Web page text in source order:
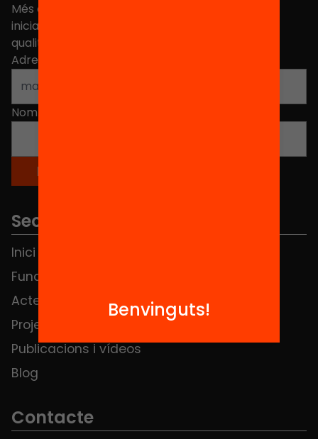
Més de 40.000 persones ja han triat Equitat. Rep
iniciatives, propostes i projectes per millorar la
qualitat de l'educació a Catalunya.
Adreça electrònica
Nom
Seccions
Inici
Fundació
Actes
Projectes
Publicacions i vídeos
Blog
Hub Social
Contacte
Benvinguts!